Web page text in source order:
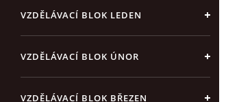
VZDĚLÁVACÍ BLOK LEDEN
VZDĚLÁVACÍ BLOK ÚNOR
VZDĚLÁVACÍ BLOK BŘEZEN